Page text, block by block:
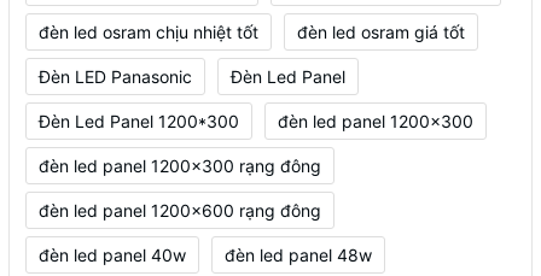
đèn led osram chịu nhiệt tốt đèn led osram giá tốt
Đèn LED Panasonic Đèn Led Panel
Đèn Led Panel 1200*300 đèn led panel 1200x300
đèn led panel 1200x300 rạng đông
đèn led panel 1200x600 rạng đông
đèn led panel 40w đèn led panel 48w